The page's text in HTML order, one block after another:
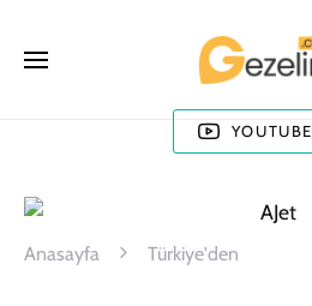
YOUTUBE
Anasayfa Türkiye'den